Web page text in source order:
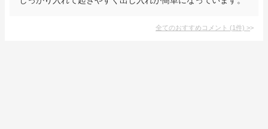
全てのおすすめコメント (1件) >